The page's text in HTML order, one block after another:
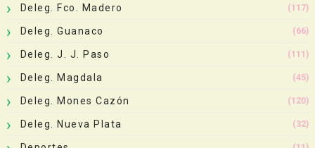
Deleg. Fco. Madero (117)
Deleg. Guanaco (66)
Deleg. J. J. Paso (111)
Deleg. Magdala (45)
Deleg. Mones Cazón (120)
Deleg. Nueva Plata (32)